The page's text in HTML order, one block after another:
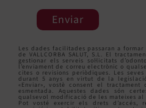
Enviar
Les dades facilitades passaran a
de VALLCORBA SALUT, S.L. El
gestionar els serveis sol·licitats
l’enviament de correu electrònic o
cites o revisions periòdiques. Les
durant 5 anys en virtut de la
«Enviar», vostè consent el
esmentada. Aquestes dades són
qualsevol modificació de les mateixes
Pot vosté exercir els drets d’accés,